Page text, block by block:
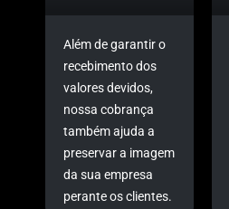
Além de garantir o
recebimento dos
valores devidos,
nossa cobrança
também ajuda a
preservar a imagem
da sua empresa
perante os clientes.